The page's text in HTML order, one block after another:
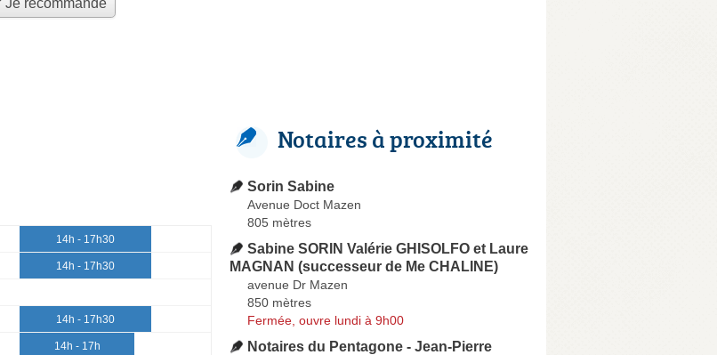
Je recommande
14h - 17h30
14h - 17h30
14h - 17h30
14h - 17h
Notaires à proximité
Sorin Sabine
Avenue Doct Mazen
805 mètres
Sabine SORIN Valérie GHISOLFO et Laure
MAGNAN (successeur de Me CHALINE)
avenue Dr Mazen
850 mètres
Fermée, ouvre lundi à 9h00
Notaires du Pentagone - Jean-Pierre